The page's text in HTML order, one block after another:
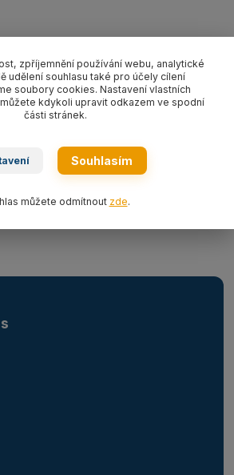
s pojistkou pr. 8 mm/délka L dle
Provedení dle EN 13414-1 pozink.
kategoriích
zpříjemnění používání webu, analytické
udělení souhlasu také pro účely cílení
soubory cookies. Nastavení vlastních
kdykoli upravit odkazem ve spodní
části stránek.
Souhlasím
můžete odmítnout zde.